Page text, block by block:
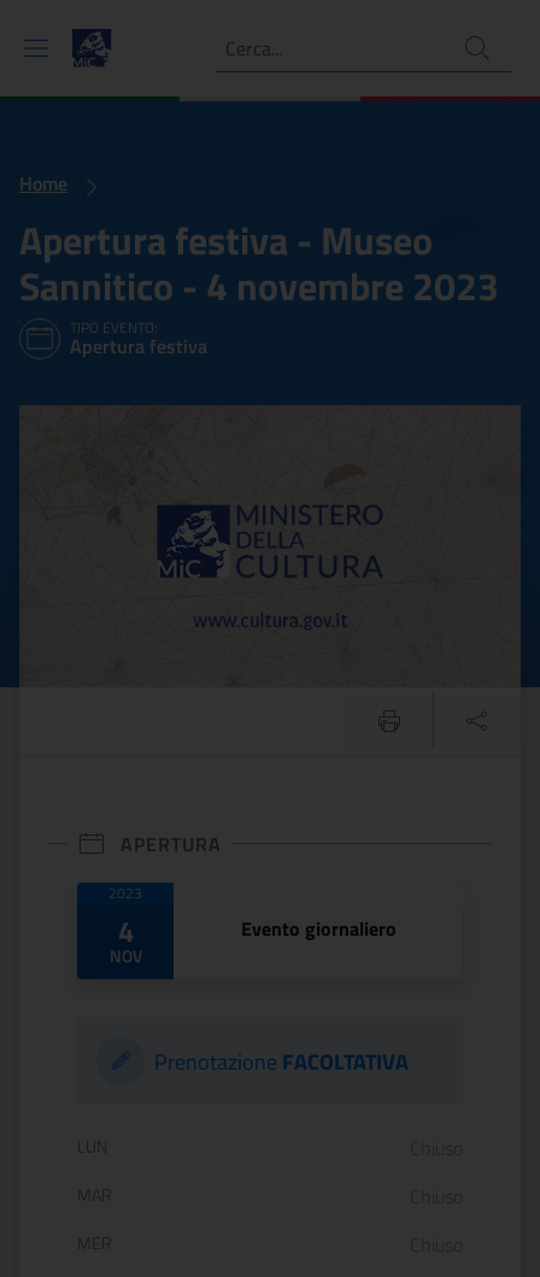
Ricerca
Home
Apertura festiva - Museo
Sannitico - 4 novembre 2023
TIPO EVENTO:
Apertura festiva
APERTURA
Date di apertura
2023
4
NOV
Evento giornaliero
Prenotazione FACOLTATIVA
Orario di apertura:
LUN
MAR
MER